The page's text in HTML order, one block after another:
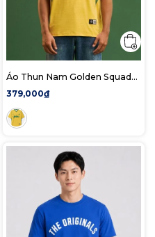
Áo Thun Nam Golden Squad
Form Boxy
379,000₫